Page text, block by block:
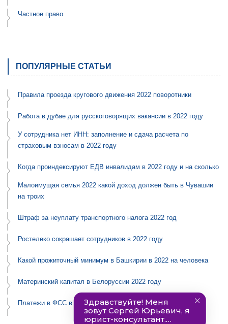
Частное право
ПОПУЛЯРНЫЕ СТАТЬИ
Правила проезда кругового движения 2022 поворотники
Работа в дубае для русскоговорящих вакансии в 2022 году
У сотрудника нет ИНН: заполнение и сдача расчета по
страховым взносам в 2022 году
Когда проиндексируют ЕДВ инвалидам в 2022 году и на сколько
Малоимущая семья 2022 какой доход должен быть в Чувашии
на троих
Штраф за неуплату транспортного налога 2022 год
Ростелеко сокрашает сотрудников в 2022 году
Какой прожиточный минимум в Башкирии в 2022 на человека
Материнский капитал в Белоруссии 2022 году
Платежи в ФСС в 2022 году реквизиты Москва